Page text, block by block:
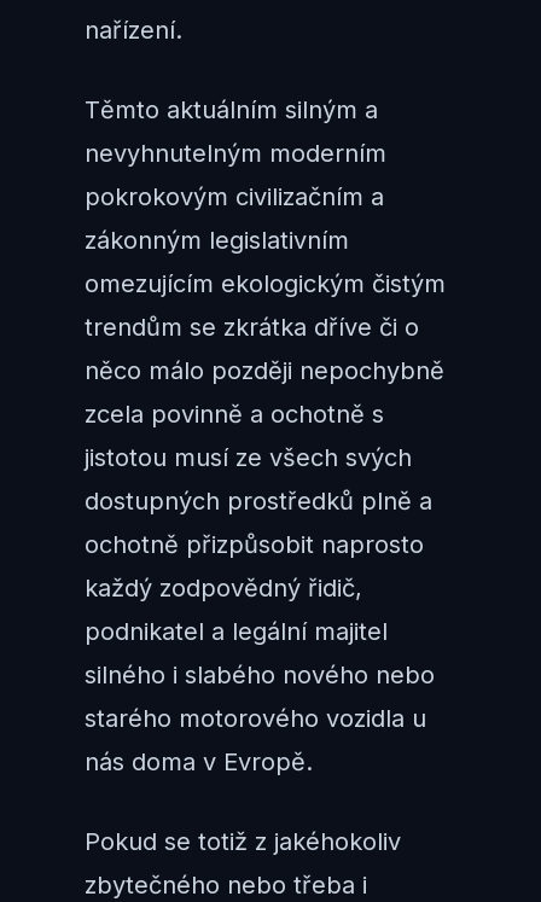
nařízení.
Těmto aktuálním silným a
nevyhnutelným moderním
pokrokovým civilizačním a
zákonným legislativním
omezujícím ekologickým čistým
trendům se zkrátka dříve či o
něco málo později nepochybně
zcela povinně a ochotně s
jistotou musí ze všech svých
dostupných prostředků plně a
ochotně přizpůsobit naprosto
každý zodpovědný řidič,
podnikatel a legální majitel
silného i slabého nového nebo
starého motorového vozidla u
nás doma v Evropě.
Pokud se totiž z jakéhokoliv
zbytečného nebo třeba i